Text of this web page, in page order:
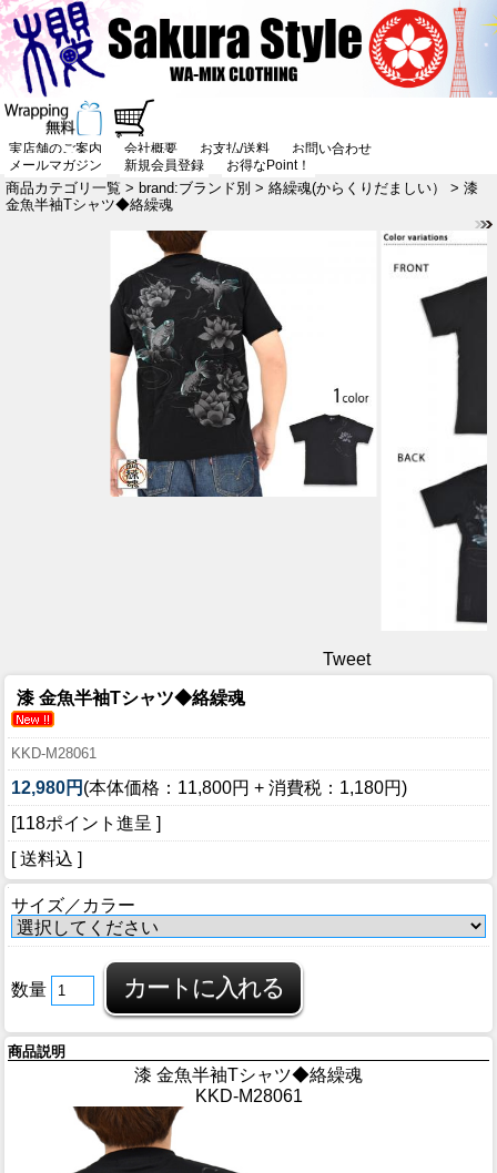
実店舗のご案内 会社概要 お支払/送料
お問い合わせ
メールマガジン
新規会員登録 お得なPoint！
商品カテゴリ一覧 > brand:ブランド別 > 絡繰魂(からくりだましい）
> 漆
金魚半袖Tシャツ◆絡繰魂
Tweet
漆 金魚半袖Tシャツ◆絡繰魂
KKD-M28061
12,980円 (本体価格：11,800円 + 消費税：1,180円)
[118ポイント進呈 ]
[ 送料込 ]
サイズ／カラー
数量
商品説明
漆 金魚半袖Tシャツ◆絡繰魂
KKD-M28061